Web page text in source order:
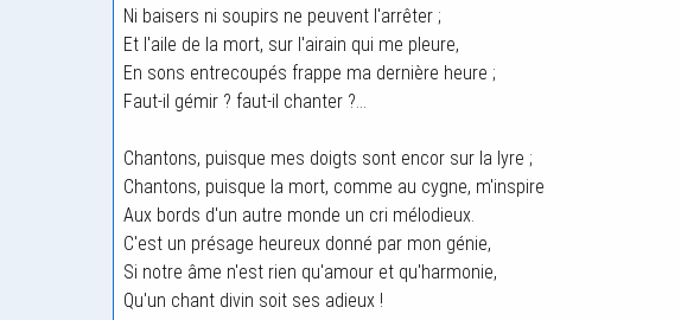
Ni baisers ni soupirs ne peuvent l'arrêter ;
Et l'aile de la mort, sur l'airain qui me pleure,
En sons entrecoupés frappe ma dernière heure ;
Faut-il gémir ? faut-il chanter ?...
Chantons, puisque mes doigts sont encor sur la lyre ;
Chantons, puisque la mort, comme au cygne, m'inspire
Aux bords d'un autre monde un cri mélodieux.
C'est un présage heureux donné par mon génie,
Si notre âme n'est rien qu'amour et qu'harmonie,
Qu'un chant divin soit ses adieux !